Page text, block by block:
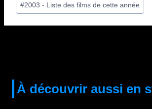
de
la
#2003 - Liste des films de cette année
À découvrir aussi en